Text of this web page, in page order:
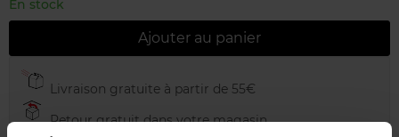
En stock
Ajouter au panier
Livraison gratuite à partir de 55€
Retour gratuit dans votre magasin